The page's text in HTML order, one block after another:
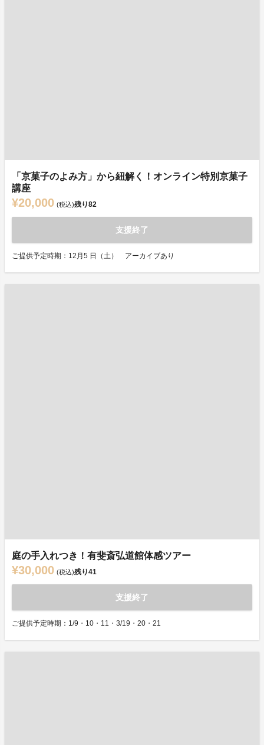
「京菓子のよみ方」から紐解く！オンライン特別京菓子
講座
¥20,000 (税込)残り82
支援終了
ご提供予定時期：12月5 日（土） アーカイブあり
庭の手入れつき！有斐斎弘道館体感ツアー
¥30,000 (税込)残り41
支援終了
ご提供予定時期：1/9・10・11・3/19・20・21